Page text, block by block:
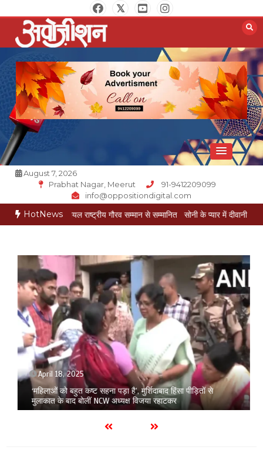
to
content
Opposition Digital
August 7, 2026
Prabhat Nagar, Meerut
91-9412209099
info@oppositiondigital.com
HotNews
गोयल राष्ट्रीय गौरव सम्मान से सम्मानित सोनी के प्यार में दीवानी सीता पहुंची मेरठ
April 18, 2025
‘महिलाओं को बहुत कष्ट सहना पड़ा है’, मुर्शिदाबाद हिंसा पीड़ितों से
मुलाकात के बाद बोलीं NCW अध्यक्ष विजया रहाटकर